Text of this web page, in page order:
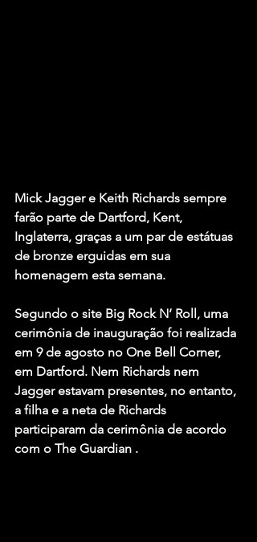
Mick Jagger e Keith Richards sempre
farão parte de Dartford, Kent,
Inglaterra, graças a um par de estátuas
de bronze erguidas em sua
homenagem esta semana.
Segundo o site Big Rock N’ Roll, uma
cerimônia de inauguração foi realizada
em 9 de agosto no One Bell Corner,
em Dartford. Nem Richards nem
Jagger estavam presentes, no entanto,
a filha e a neta de Richards
participaram da cerimônia de acordo
com o The Guardian .